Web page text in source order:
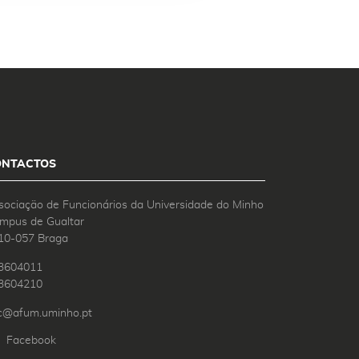
de Funcionários da Universidade do Minho
de Gualtar
057 Braga
Facebook